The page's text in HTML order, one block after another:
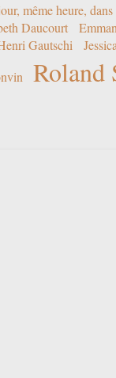
même heure,
Daucourt
Gautschi
Roland